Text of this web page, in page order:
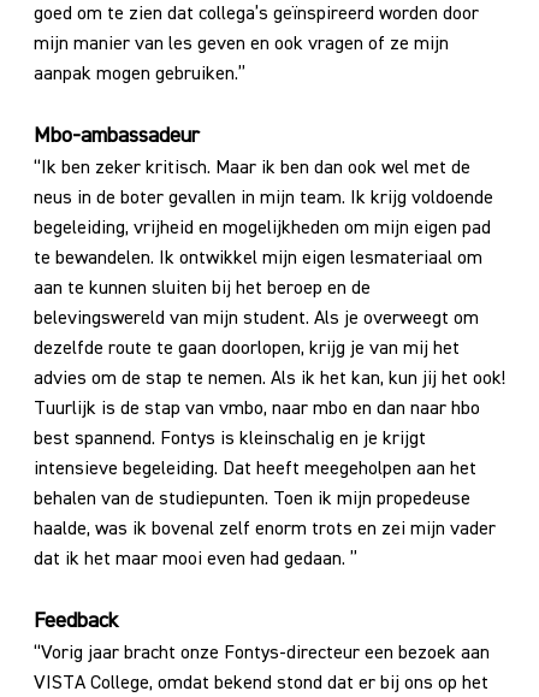
goed om te zien dat collega’s geïnspireerd worden door
mijn manier van les geven en ook vragen of ze mijn
aanpak mogen gebruiken.”
Mbo-ambassadeur
“Ik ben zeker kritisch. Maar ik ben dan ook wel met de
neus in de boter gevallen in mijn team. Ik krijg voldoende
begeleiding, vrijheid en mogelijkheden om mijn eigen pad
te bewandelen. Ik ontwikkel mijn eigen lesmateriaal om
aan te kunnen sluiten bij het beroep en de
belevingswereld van mijn student. Als je overweegt om
dezelfde route te gaan doorlopen, krijg je van mij het
advies om de stap te nemen. Als ik het kan, kun jij het ook!
Tuurlijk is de stap van vmbo, naar mbo en dan naar hbo
best spannend. Fontys is kleinschalig en je krijgt
intensieve begeleiding. Dat heeft meegeholpen aan het
behalen van de studiepunten. Toen ik mijn propedeuse
haalde, was ik bovenal zelf enorm trots en zei mijn vader
dat ik het maar mooi even had gedaan. ”
Feedback
“Vorig jaar bracht onze Fontys-directeur een bezoek aan
VISTA College, omdat bekend stond dat er bij ons op het